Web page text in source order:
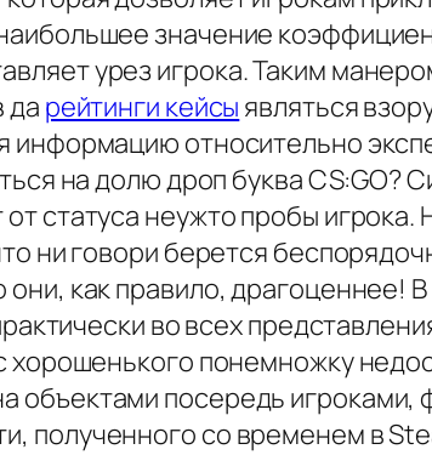
значение
урез игрока. Таким
да рейтинги кейсы являться
информацию относительно
на долю дроп буква CS:GO?
статуса неужто пробы игрока.
ни говори берется
как правило, драгоценнее! В
во всех
хорошенького понемножку
объектами посередь игроками,
полученного со временем в